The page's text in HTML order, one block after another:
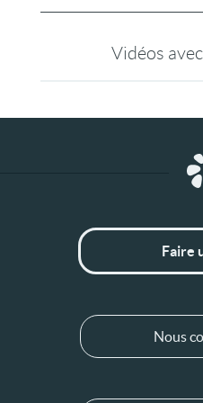
Vidéos
Faire
Nous